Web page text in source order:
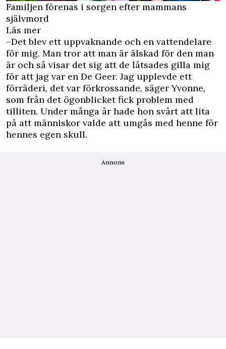
Familjen förenas i sorgen efter mammans
självmord
Läs mer
–Det blev ett uppvaknande och en vattendelare
för mig. Man tror att man är älskad för den man
är och så visar det sig att de låtsades gilla mig
för att jag var en De Geer. Jag upplevde ett
förräderi, det var förkrossande, säger Yvonne,
som från det ögonblicket fick problem med
tilliten. Under många år hade hon svårt att lita
på att människor valde att umgås med henne för
hennes egen skull.
Annons